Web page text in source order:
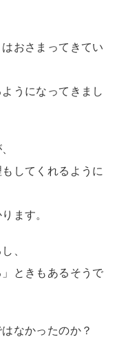
おさまってきてい
うになってきまし
してくれるように
ます。
、
ときもあるそうで
なかったのか？